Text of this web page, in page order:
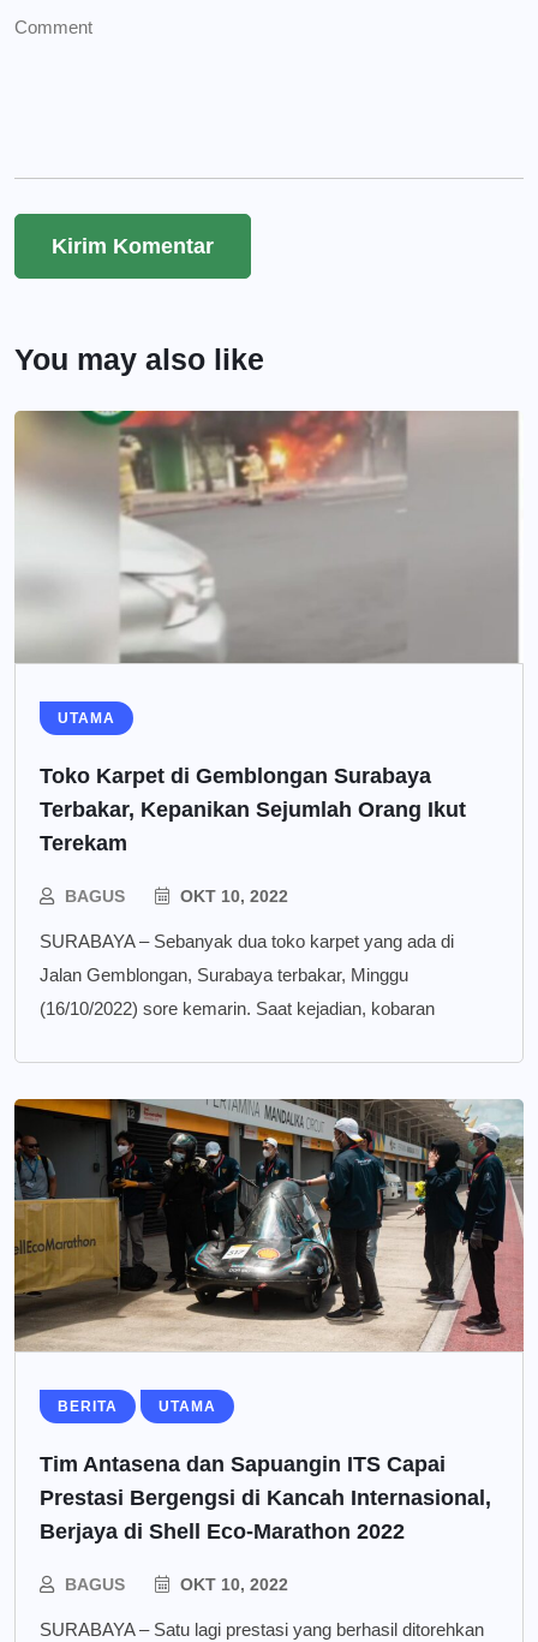
You may also like
UTAMA
Toko Karpet di Gemblongan Surabaya
Terbakar, Kepanikan Sejumlah Orang Ikut
Terekam
BAGUS OKT 10, 2022
SURABAYA – Sebanyak dua toko karpet yang ada di
Jalan Gemblongan, Surabaya terbakar, Minggu
(16/10/2022) sore kemarin. Saat kejadian, kobaran
BERITA UTAMA
Tim Antasena dan Sapuangin ITS Capai
Prestasi Bergengsi di Kancah Internasional,
Berjaya di Shell Eco-Marathon 2022
BAGUS OKT 10, 2022
SURABAYA – Satu lagi prestasi yang berhasil ditorehkan